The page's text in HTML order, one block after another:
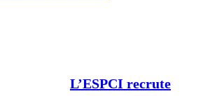
L’ESPCI recrute